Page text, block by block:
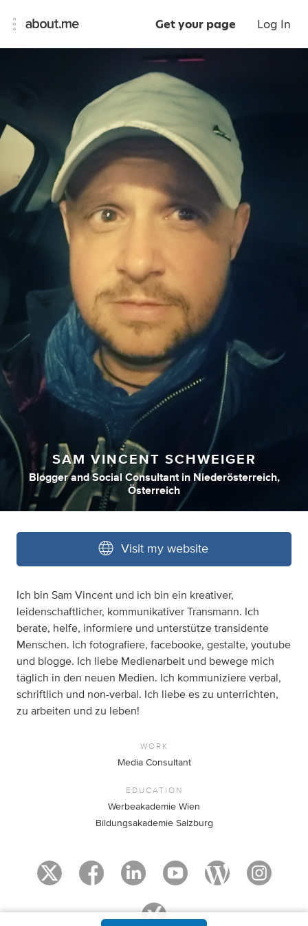
Get your page Log In
SAM VINCENT SCHWEIGER
Blogger andSocial Consultant in Niederösterreich,
Österreich
Visit my website
Ich bin Sam Vincent und ich bin ein kreativer,
leidenschaftlicher, kommunikativer Transmann. Ich
berate, helfe, informiere und unterstütze transidente
Menschen. Ich fotografiere, facebooke, gestalte, youtube
und blogge. Ich liebe Medienarbeit und bewege mich
täglich in den neuen Medien. Ich kommuniziere verbal,
schriftlich und non-verbal. Ich liebe es zu unterrichten,
zu arbeiten und zu leben!
WORK
Media Consultant
EDUCATION
Werbeakademie Wien
Bildungsakademie Salzburg